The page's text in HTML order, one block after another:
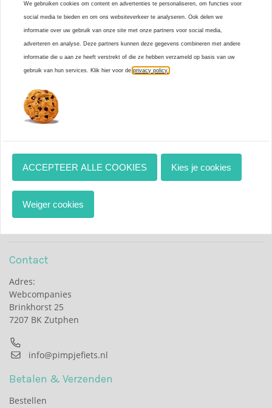
gadget in huis! Kies je favoriete fietscomputertje dat goed
past bij de kleuren van je fiets. Wil jij van je fiets een echte
eye-catcher maken? Combineer deze dan met andere leuke
fietsaccessoires zoals een fietsbel, zadelhoesje, fietskrat,
fietstassen en de bloemenslingers! Alle ogen zullen op je
gericht zijn!
Contact
Adres:
Webcompanies
Brinkhorst 25
7207 BK Zutphen
info@pimpjefiets.nl
Betalen & Verzenden
Bestellen
We gebruiken cookies om content en advertenties te personaliseren, om functies voor
social media te bieden en om ons websiteverkeer te analyseren. Ook delen we
informatie over uw gebruik van onze site met onze partners voor social media,
adverteren en analyse. Deze partners kunnen deze gegevens combineren met andere
informatie die u aan ze heeft verstrekt of die ze hebben verzameld op basis van uw
gebruik van hun services. Klik hier voor deprivacy policy.
ACCEPTEER ALLE COOKIES Kies je cookies
Weiger cookies